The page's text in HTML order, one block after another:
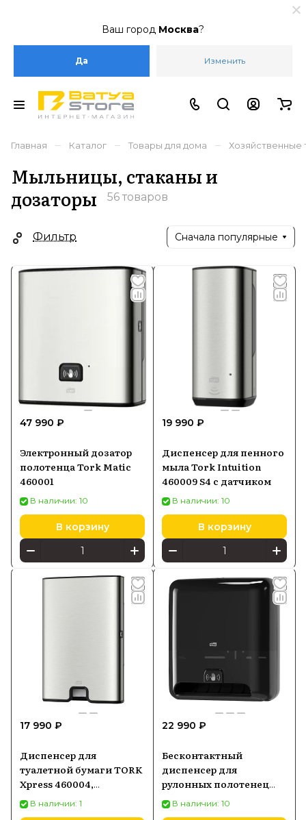
Ваш город Москва?
Да Изменить
Главная – Каталог – Товары для дома – Хозяйственные
Мыльницы, стаканы и
дозаторы
56 товаров
Фильтр Сначала популярные
47 990 ₽
Электронный дозатор
полотенца Tork Matic
460001
В наличии: 10
В корзину
19 990 ₽
Диспенсер для пенного
мыла Tork Intuition
460009 S4 с датчиком
В наличии: 10
В корзину
17 990 ₽
Диспенсер для
туалетной бумаги TORK
Xpress 460004,
нержавеющая сталь
В наличии: 1
22 990 ₽
Бесконтактный
диспенсер для
рулонных полотенец
для рук Tork Elevation,
черный - 551108
В наличии: 10